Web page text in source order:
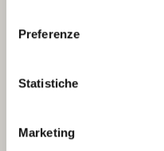
Preferenze
Statistiche
Marketing